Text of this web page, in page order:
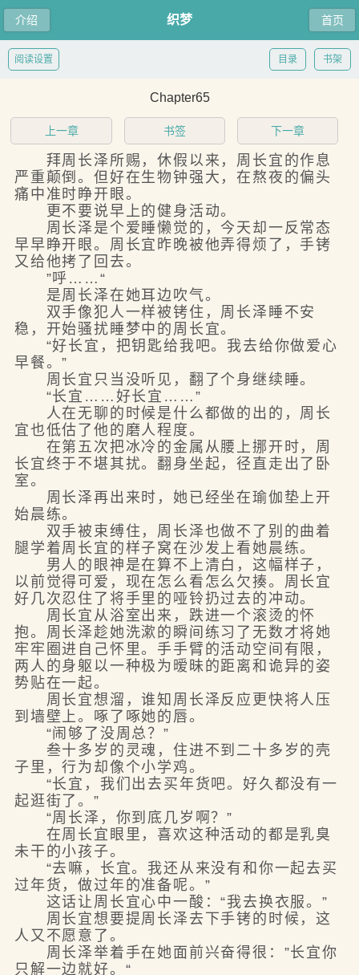
介绍 首页
织梦
书架
目录
阅读设置
Chapter65
上一章 书签 下一章
拜周长泽所赐，休假以来，周长宜的作息
严重颠倒。但好在生物钟强大，在熬夜的偏头
痛中准时睁开眼。
更不要说早上的健身活动。
周长泽是个爱睡懒觉的，今天却一反常态
早早睁开眼。周长宜昨晚被他弄得烦了，手铐
又给他拷了回去。
”呼……“
是周长泽在她耳边吹气。
双手像犯人一样被铐住，周长泽睡不安
稳，开始骚扰睡梦中的周长宜。
“好长宜，把钥匙给我吧。我去给你做爱心
早餐。”
周长宜只当没听见，翻了个身继续睡。
“长宜……好长宜……”
人在无聊的时候是什么都做的出的，周长
宜也低估了他的磨人程度。
在第五次把冰冷的金属从腰上挪开时，周
长宜终于不堪其扰。翻身坐起，径直走出了卧
室。
周长泽再出来时，她已经坐在瑜伽垫上开
始晨练。
双手被束缚住，周长泽也做不了别的曲着
腿学着周长宜的样子窝在沙发上看她晨练。
男人的眼神是在算不上清白，这幅样子，
以前觉得可爱，现在怎么看怎么欠揍。周长宜
好几次忍住了将手里的哑铃扔过去的冲动。
周长宜从浴室出来，跌进一个滚烫的怀
抱。周长泽趁她洗漱的瞬间练习了无数才将她
牢牢圈进自己怀里。手手臂的活动空间有限，
两人的身躯以一种极为暧昧的距离和诡异的姿
势贴在一起。
周长宜想溜，谁知周长泽反应更快将人压
到墙壁上。啄了啄她的唇。
“闹够了没周总？”
叁十多岁的灵魂，住进不到二十多岁的壳
子里，行为却像个小学鸡。
“长宜，我们出去买年货吧。好久都没有一
起逛街了。”
“周长泽，你到底几岁啊？”
在周长宜眼里，喜欢这种活动的都是乳臭
未干的小孩子。
“去嘛，长宜。我还从来没有和你一起去买
过年货，做过年的准备呢。”
这话让周长宜心中一酸：“我去换衣服。”
周长宜想要提周长泽去下手铐的时候，这
人又不愿意了。
周长泽举着手在她面前兴奋得很：”长宜你
只解一边就好。“